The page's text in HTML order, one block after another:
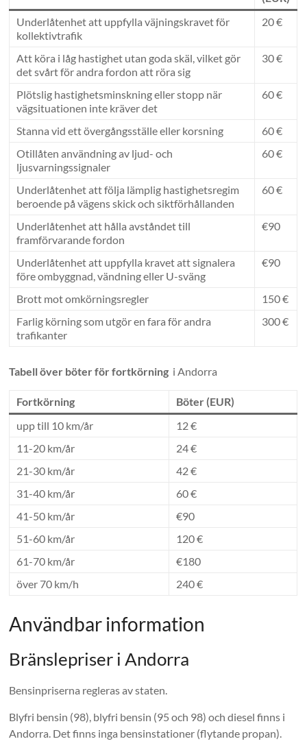
Underlåtenhet att uppfylla väjningskravet för
kollektivtrafik
20 €
Att köra i låg hastighet utan goda skäl, vilket gör
det svårt för andra fordon att röra sig
30 €
Plötslig hastighetsminskning eller stopp när
vägsituationen inte kräver det
60 €
Stanna vid ett övergångsställe eller korsning
60 €
Otillåten användning av ljud- och
ljusvarningssignaler
60 €
Underlåtenhet att följa lämplig hastighetsregim
beroende på vägens skick och siktförhållanden
60 €
Underlåtenhet att hålla avståndet till
framförvarande fordon
€90
Underlåtenhet att uppfylla kravet att signalera
före ombyggnad, vändning eller U-sväng
€90
Brott mot omkörningsregler
150 €
Farlig körning som utgör en fara för andra
trafikanter
300 €
Tabell över böter för fortkörning i Andorra
Fortkörning
Böter (EUR)
upp till 10 km/år
12 €
11-20 km/år
24 €
21-30 km/år
42 €
31-40 km/år
60 €
41-50 km/år
€90
51-60 km/år
120 €
61-70 km/år
€180
över 70 km/h
240 €
Användbar information
Bränslepriser i Andorra
Bensinpriserna regleras av staten.
Blyfri bensin (98), blyfri bensin (95 och 98) och diesel finns i
Andorra. Det finns inga bensinstationer (flytande propan).